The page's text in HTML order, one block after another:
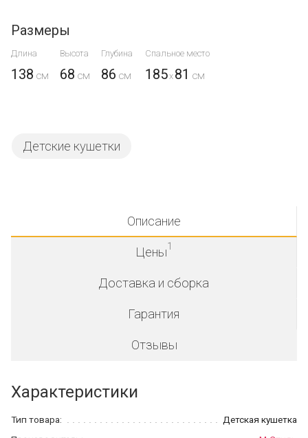
Размеры
Длина Высота Глубина Спальное место
138 68 86 185x 81
Детские кушетки
Описание
Цены1
Доставка и сборка
Гарантия
Отзывы
Характеристики
Тип товара:
Детская кушетка